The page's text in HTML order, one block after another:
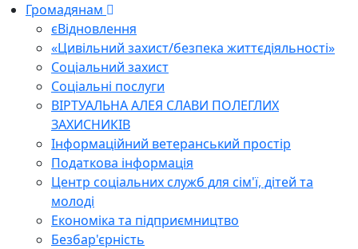
Громадянам
єВідновлення
«Цивільний захист/безпека життєдіяльності»
Соціальний захист
Соціальні послуги
ВІРТУАЛЬНА АЛЕЯ СЛАВИ ПОЛЕГЛИХ
ЗАХИСНИКІВ
Інформаційний ветеранський простір
Податкова інформація
Центр соціальних служб для сім'ї, дітей та
молоді
Економіка та підприємництво
Безбар'єрність